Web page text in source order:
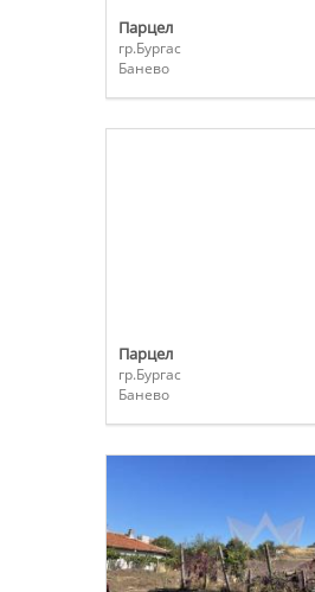
Парцел
гр.Бургас
Банево
Парцел
гр.Бургас
Банево